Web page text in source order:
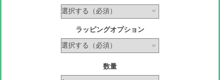
ラッピングオプション
数量